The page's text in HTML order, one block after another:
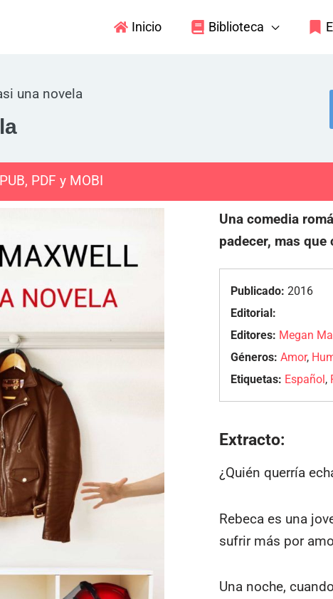
Inicio Biblioteca
una novela
PDF y MOBI
Una comedia
padecer, mas
Publicado: 2016
Editorial:
Editores: Megan
Géneros: Amor,
Etiquetas: Español,
Extracto:
¿Quién querría
Rebeca es una
sufrir más por
Una noche,